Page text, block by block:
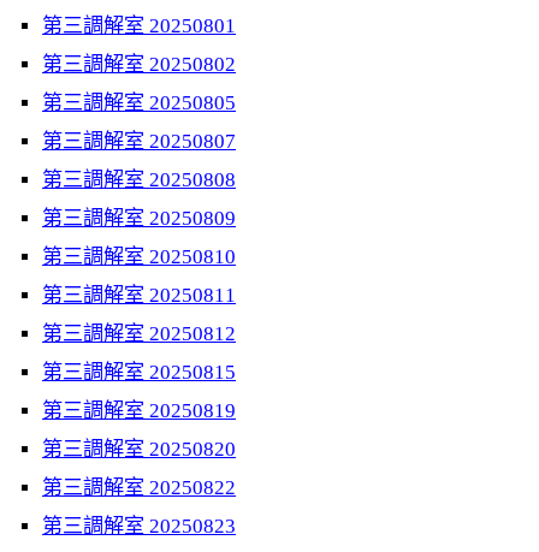
第三調解室 20250801
第三調解室 20250802
第三調解室 20250805
第三調解室 20250807
第三調解室 20250808
第三調解室 20250809
第三調解室 20250810
第三調解室 20250811
第三調解室 20250812
第三調解室 20250815
第三調解室 20250819
第三調解室 20250820
第三調解室 20250822
第三調解室 20250823